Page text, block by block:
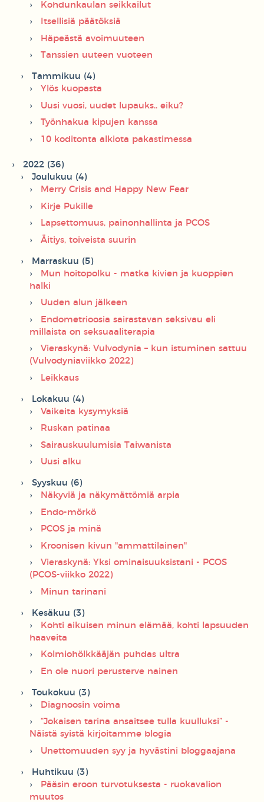
Kohdunkaulan seikkailut
Itsellisiä päätöksiä
Häpeästä avoimuuteen
Tanssien uuteen vuoteen
Tammikuu (4)
Ylös kuopasta
Uusi vuosi, uudet lupauks.. eiku?
Työnhakua kipujen kanssa
10 koditonta alkiota pakastimessa
2022 (36)
Joulukuu (4)
Merry Crisis and Happy New Fear
Kirje Pukille
Lapsettomuus, painonhallinta ja PCOS
Äitiys, toiveista suurin
Marraskuu (5)
Mun hoitopolku - matka kivien ja kuoppien
halki
Uuden alun jälkeen
Endometrioosia sairastavan seksivau eli
millaista on seksuaaliterapia
Vieraskynä: Vulvodynia – kun istuminen sattuu
(Vulvodyniaviikko 2022)
Leikkaus
Lokakuu (4)
Vaikeita kysymyksiä
Ruskan patinaa
Sairauskuulumisia Taiwanista
Uusi alku
Syyskuu (6)
Näkyviä ja näkymättömiä arpia
Endo-mörkö
PCOS ja minä
Kroonisen kivun "ammattilainen"
Vieraskynä: Yksi ominaisuuksistani - PCOS
(PCOS-viikko 2022)
Minun tarinani
Kesäkuu (3)
Kohti aikuisen minun elämää, kohti lapsuuden
haaveita
Kolmiohölkkääjän puhdas ultra
En ole nuori perusterve nainen
Toukokuu (3)
Diagnoosin voima
“Jokaisen tarina ansaitsee tulla kuulluksi” -
Näistä syistä kirjoitamme blogia
Unettomuuden syy ja hyvästini bloggaajana
Huhtikuu (3)
Pääsin eroon turvotuksesta - ruokavalion
muutos